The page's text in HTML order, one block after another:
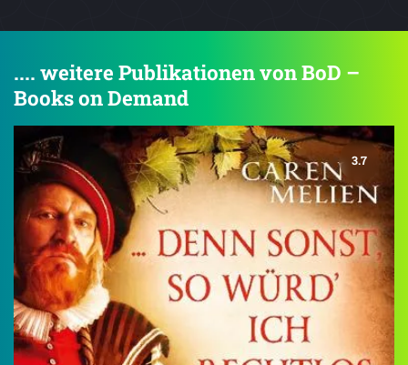
.... weitere Publikationen von BoD –
Books on Demand
3.7